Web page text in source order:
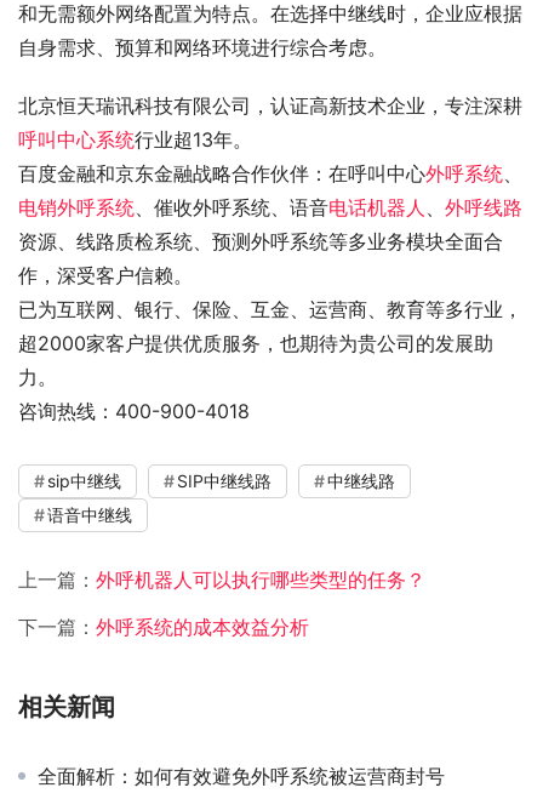
和无需额外网络配置为特点。在选择中继线时，企业应根据
自身需求、预算和网络环境进行综合考虑。
北京恒天瑞讯科技有限公司，认证高新技术企业，专注深耕
呼叫中心系统行业超13年。
百度金融和京东金融战略合作伙伴：在呼叫中心外呼系统、
电销外呼系统、催收外呼系统、语音电话机器人 、 外呼线路
资源、线路质检系统、预测外呼系统等多业务模块全面合
作，深受客户信赖。
已为互联网、银行、保险、互金、运营商、教育等多行业，
超2000家客户提供优质服务，也期待为贵公司的发展助
力。
咨询热线：400-900-4018
sip中继线 SIP中继线路
中继线路
语音中继线
上一篇： 外呼机器人可以执行哪些类型的任务？
下一篇： 外呼系统的成本效益分析
相关新闻
全面解析：如何有效避免外呼系统被运营商封号